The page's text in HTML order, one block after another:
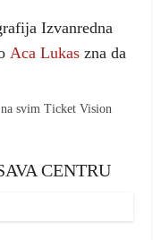
Izvanredna
Aca Lukas zna da
svim Ticket Vision
CENTRU